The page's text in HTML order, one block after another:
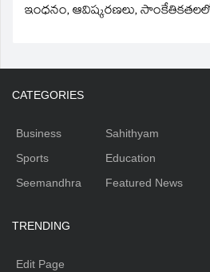
ఇంధనం, ఆవిష్కరణలు,
CATEGORIES
Business
Sports
Seemandhra
Sahithyam
Education
Featured News
TRENDING
Edit Page